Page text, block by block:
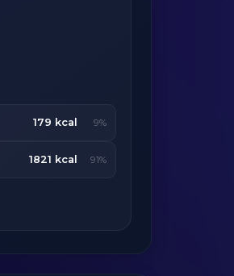
179 kcal 9%
1821 kcal 91%